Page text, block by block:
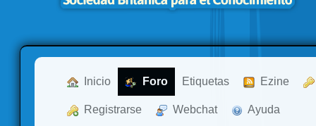
Inicio Foro Etiquetas Ezine
Registrarse Webchat Ayuda